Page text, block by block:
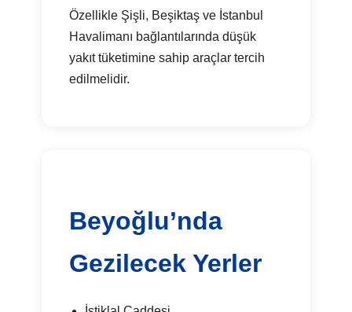
Özellikle Şişli, Beşiktaş ve İstanbul
Havalimanı bağlantılarında düşük
yakıt tüketimine sahip araçlar tercih
edilmelidir.
Beyoğlu’nda
Gezilecek Yerler